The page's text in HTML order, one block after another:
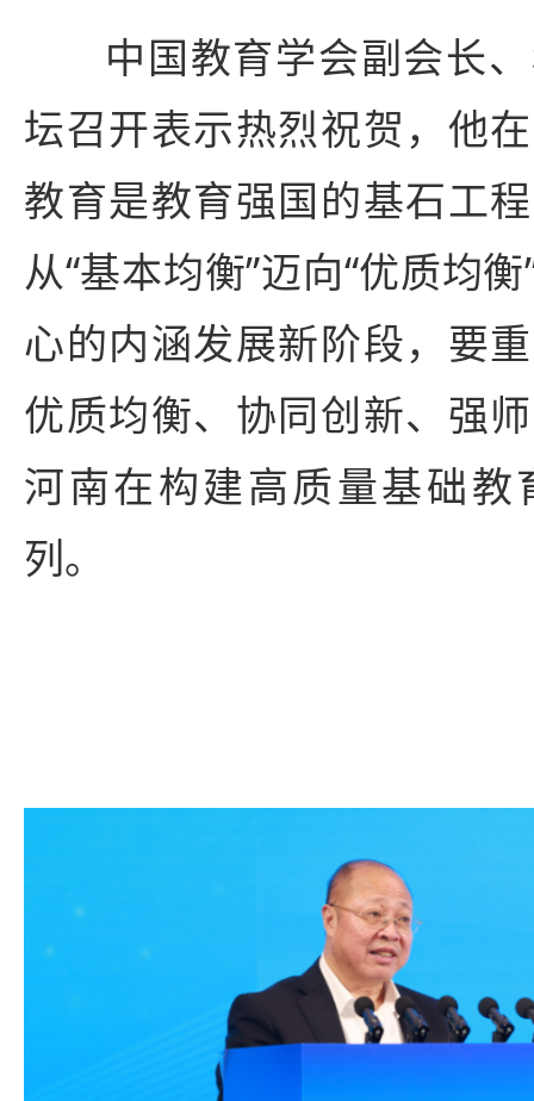
中国教育学会副会长
坛召开表示热烈祝贺，他
教育是教育强国的基石工
从“基本均衡”迈向“优质均
心的内涵发展新阶段，要
优质均衡、协同创新、强
河南在构建高质量基础教
列。